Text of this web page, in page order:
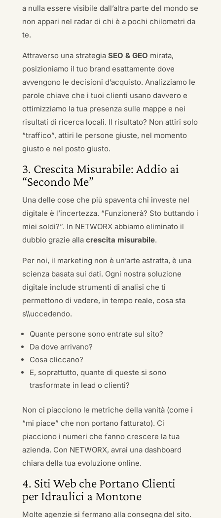
a nulla essere visibile dall’altra parte del mondo se
non appari nel radar di chi è a pochi chilometri da
te.
Attraverso una strategia SEO & GEO mirata,
posizioniamo il tuo brand esattamente dove
avvengono le decisioni d’acquisto. Analizziamo le
parole chiave che i tuoi clienti usano davvero e
ottimizziamo la tua presenza sulle mappe e nei
risultati di ricerca locali. Il risultato? Non attiri solo
“traffico”, attiri le persone giuste, nel momento
giusto e nel posto giusto.
3. Crescita Misurabile: Addio ai
“Secondo Me”
Una delle cose che più spaventa chi investe nel
digitale è l’incertezza. “Funzionerà? Sto buttando i
miei soldi?”. In NETWORX abbiamo eliminato il
dubbio grazie alla crescita misurabile.
Per noi, il marketing non è un’arte astratta, è una
scienza basata sui dati. Ogni nostra soluzione
digitale include strumenti di analisi che ti
permettono di vedere, in tempo reale, cosa sta
s\\uccedendo.
Quante persone sono entrate sul sito?
Da dove arrivano?
Cosa cliccano?
E, soprattutto, quante di queste si sono
trasformate in lead o clienti?
Non ci piacciono le metriche della vanità (come i
“mi piace” che non portano fatturato). Ci
piacciono i numeri che fanno crescere la tua
azienda. Con NETWORX, avrai una dashboard
chiara della tua evoluzione online.
4. Siti Web che Portano Clienti
per Idraulici a Montone
Molte agenzie si fermano alla consegna del sito.